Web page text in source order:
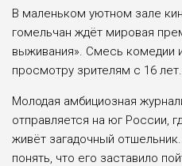
В маленьком уютном зале
гомельчан ждёт мировая
выживания». Смесь комедии
просмотру зрителям с 16 лет.
Молодая амбициозная
отправляется на юг России,
живёт загадочный
понять, что его заставило